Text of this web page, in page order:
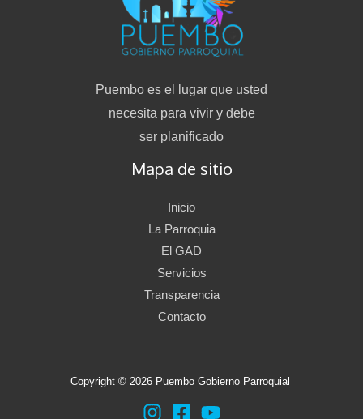
Puembo es el lugar que usted
necesita para vivir y debe
ser planificado
Mapa de sitio
Inicio
La Parroquia
El GAD
Servicios
Transparencia
Contacto
Copyright © 2026 Puembo Gobierno Parroquial